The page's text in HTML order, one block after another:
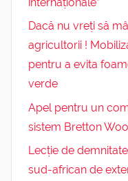
Dacă nu vreți să
agricultorii !
pentru a evita
verde
Apel pentru un
sistem Bretton
Lecție de
sud-african de